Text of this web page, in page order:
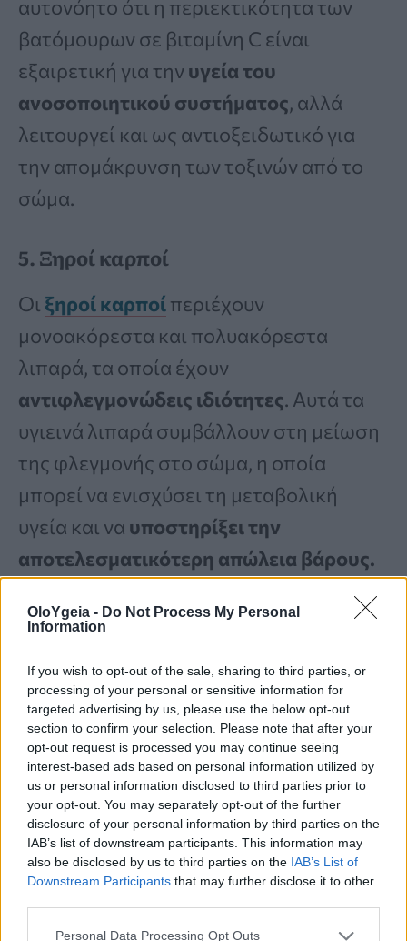
OloYgeia - Do Not Process My Personal
Information
If you wish to opt-out of the sale, sharing to third parties, or
processing of your personal or sensitive information for
targeted advertising by us, please use the below opt-out
section to confirm your selection. Please note that after your
opt-out request is processed you may continue seeing
interest-based ads based on personal information utilized by
us or personal information disclosed to third parties prior to
your opt-out. You may separately opt-out of the further
disclosure of your personal information by third parties on the
IAB’s list of downstream participants. This information may
also be disclosed by us to third parties on the IAB’s List of
Downstream Participants that may further disclose it to other
Personal Data Processing Opt Outs
αυτονόητο ότι η περιεκτικότητα των
βατόμουρων σε βιταμίνη C είναι
εξαιρετική για την υγεία του
ανοσοποιητικού συστήματος, αλλά
λειτουργεί και ως αντιοξειδωτικό για
την απομάκρυνση των τοξινών από το
σώμα.
5. Ξηροί καρποί
Οι ξηροί καρποίπεριέχουν
μονοακόρεστα και πολυακόρεστα
λιπαρά, τα οποία έχουν
αντιφλεγμονώδεις ιδιότητες. Αυτά τα
υγιεινά λιπαρά συμβάλλουν στη μείωση
της φλεγμονής στο σώμα, η οποία
μπορεί να ενισχύσει τη μεταβολική
υγεία και να υποστηρίξει την
αποτελεσματικότερη απώλεια βάρους.
Τα καλύτερα σνακ είναι εκείνα που
θερμίδες και πλούσια σε θρεπτικά
συστατικάπου χορταίνουν- φυτικές
ίνες και πρωτεΐνες. Οι ειδικοί συνιστούν
να φτιάξετε ένα σπιτικό μίγμα με ξηρούς
καρπούς και αποξηραμένα μούρα για την
απόλυτη γευστική και υγιεινή επιλογή.
Το μίγμα αυτό είναι ένα τέλειο σνακ για
όλες τις ώρες και σας αποτελεί μία